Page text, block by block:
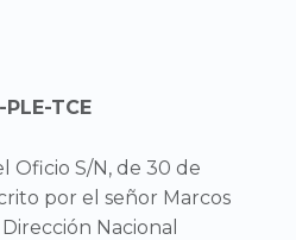
TCE
Oficio S/N, de 30 de
por el señor Marcos
Nacional